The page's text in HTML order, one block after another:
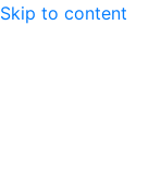
Skip to content